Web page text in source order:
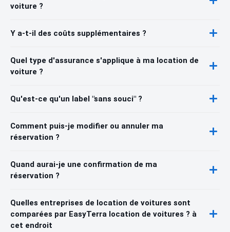
voiture ?
Y a-t-il des coûts supplémentaires ?
Quel type d'assurance s'applique à ma location de
voiture ?
Qu'est-ce qu'un label "sans souci" ?
Comment puis-je modifier ou annuler ma
réservation ?
Quand aurai-je une confirmation de ma
réservation ?
Quelles entreprises de location de voitures sont
comparées par EasyTerra location de voitures ? à
cet endroit